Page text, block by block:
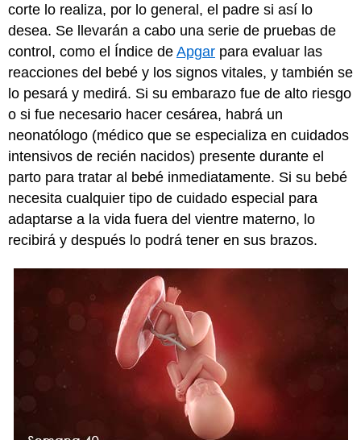
corte lo realiza, por lo general, el padre si así lo
desea. Se llevarán a cabo una serie de pruebas de
control, como el Índice de Apgar para evaluar las
reacciones del bebé y los signos vitales, y también se
lo pesará y medirá. Si su embarazo fue de alto riesgo
o si fue necesario hacer cesárea, habrá un
neonatólogo (médico que se especializa en cuidados
intensivos de recién nacidos) presente durante el
parto para tratar al bebé inmediatamente. Si su bebé
necesita cualquier tipo de cuidado especial para
adaptarse a la vida fuera del vientre materno, lo
recibirá y después lo podrá tener en sus brazos.